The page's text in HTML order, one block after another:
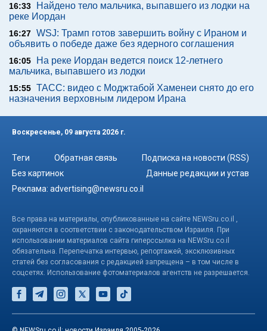
16:33
Найдено тело мальчика, выпавшего из лодки на
реке Иордан
16:27 WSJ: Трамп готов завершить войну с Ираном и
объявить о победе даже без ядерного соглашения
16:05
На реке Иордан ведется поиск 12-летнего
мальчика, выпавшего из лодки
15:55 ТАСС: видео с Моджтабой Хаменеи снято до его
назначения верховным лидером Ирана
Воскресенье, 09 августа 2026 г.
Теги Обратная связь
Подписка на новости (RSS)
Без картинок
Данные редакции и устав
Реклама: advertising@newsru.co.il
Все права на материалы, опубликованные на сайте NEWSru.co.il ,
охраняются в соответствии с законодательством Израиля. При
использовании материалов сайта гиперссылка на NEWSru.co.il
обязательна. Перепечатка интервью, репортажей, эксклюзивных
статей без согласования с редакцией запрещена – в том числе в
соцсетях. Использование фотоматериалов агентств не разрешается.